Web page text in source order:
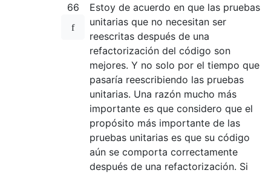
66
Estoy de acuerdo en que las pruebas
unitarias que no necesitan ser
reescritas después de una
refactorización del código son
mejores. Y no solo por el tiempo que
pasaría reescribiendo las pruebas
unitarias. Una razón mucho más
importante es que considero que el
propósito más importante de las
pruebas unitarias es que su código
aún se comporta correctamente
después de una refactorización. Si